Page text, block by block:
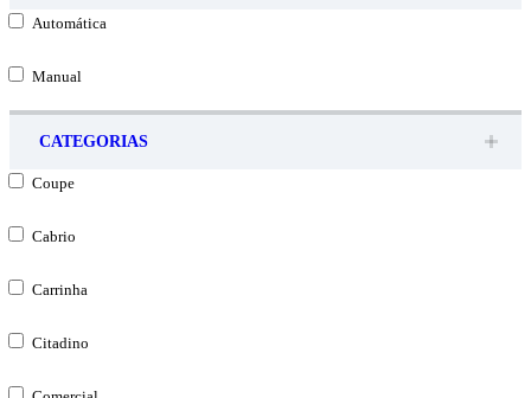
Automática
Manual
CATEGORIAS
Coupe
Cabrio
Carrinha
Citadino